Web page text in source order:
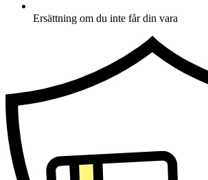
Ersättning om du inte får din vara